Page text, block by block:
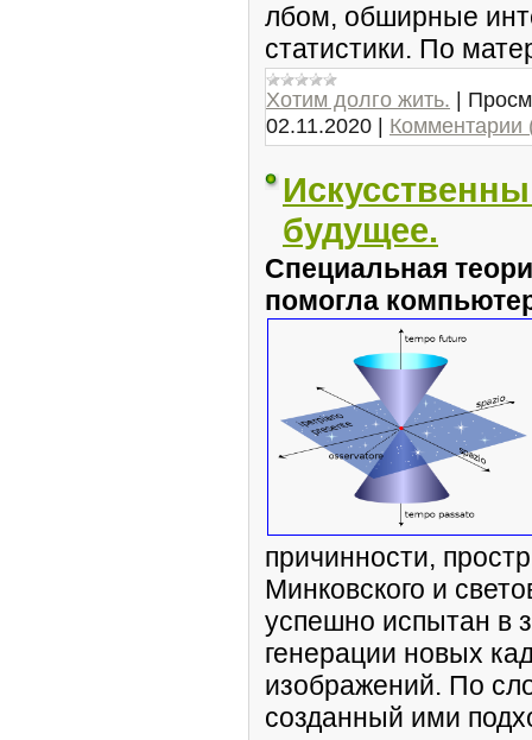
лбом, обширные
статистики. По
Хотим долго жить. |
02.11.2020 | Комментарии
будущее.
Специальная
помогла
причинности,
Минковского и
успешно испытан в
генерации новых
изображений. По
созданный ими